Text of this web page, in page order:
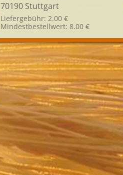
70190 Stuttgart
Liefergebühr: 2.00 €
Mindestbestellwert: 8.00 €